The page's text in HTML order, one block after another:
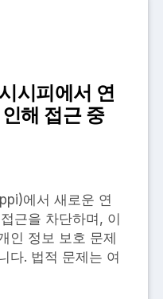
시피에서 연
해 접근 중
에서 새로운 연
근을 차단하며, 이
인 정보 보호 문제
다. 법적 문제는 여